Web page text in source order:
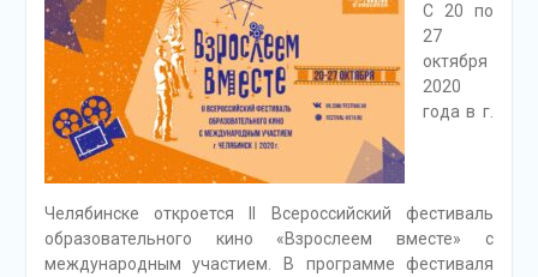
С 20 по
27
октября
2020
года в г.
Челябинске откроется II Всероссийский фестиваль
образовательного кино «Взрослеем вместе» с
международным участием. В программе фестиваля